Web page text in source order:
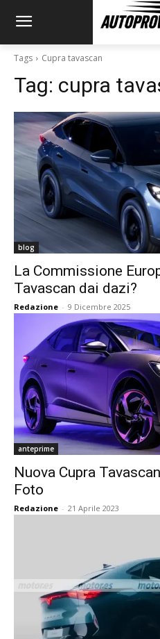
Tags Cupra tavascan
Tag: cupra
blog
La Commissione
Tavascan dai dazi?
Redazione - 9 Dicembre 2025
anteprime
Nuova Cupra
Foto
Redazione - 21 Aprile 2023